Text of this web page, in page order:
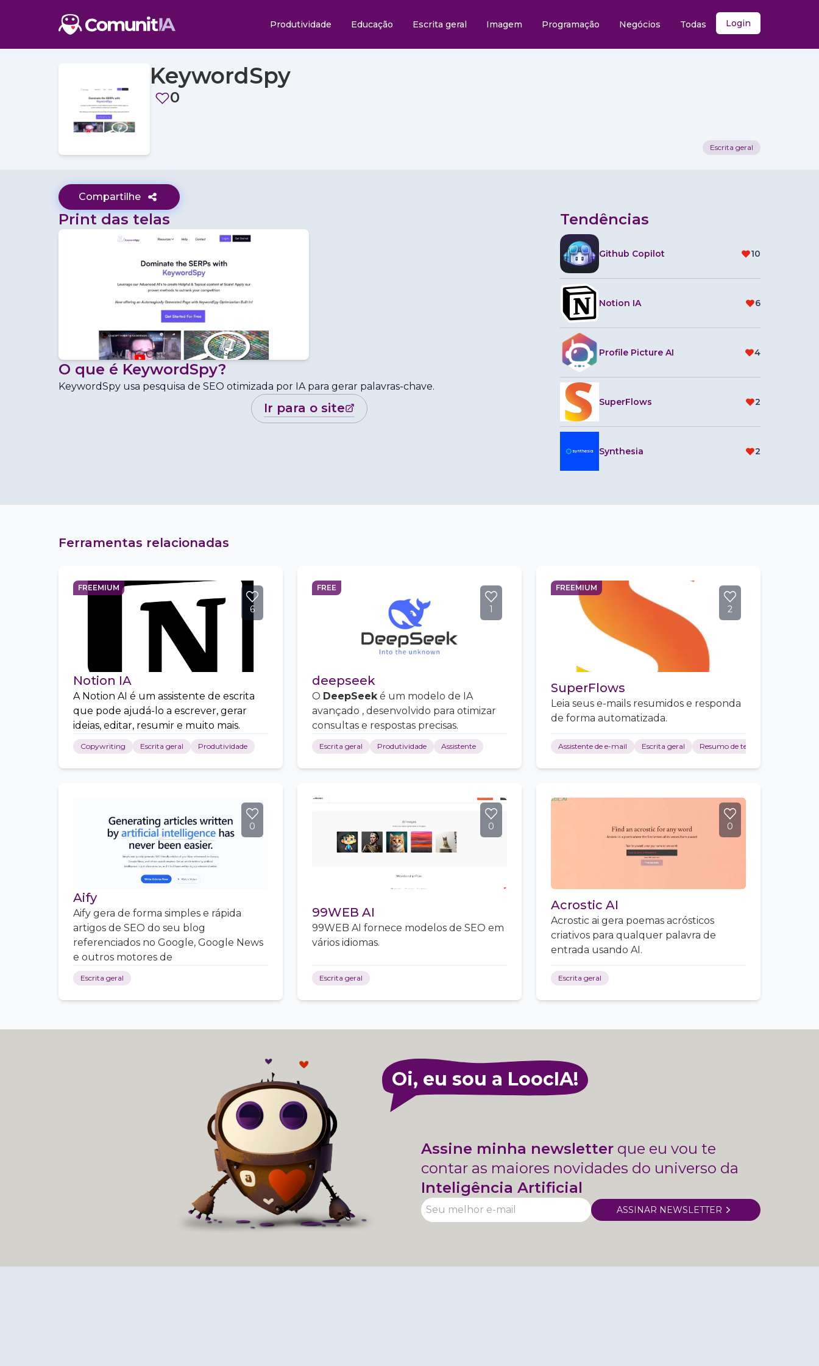
Produtividade Educação Escrita geral Imagem Programação Negócios Todas Login
KeywordSpy
0
Escrita geral
Compartilhe
Print das telas
O que é KeywordSpy?
KeywordSpy usa pesquisa de SEO otimizada por IA para gerar palavras-chave.
ir para o site
Tendências
Github Copilot 10
Notion IA 6
Profile Picture AI 4
SuperFlows 2
Synthesia 2
Ferramentas relacionadas
FREEMIUM
6
Notion IA
A Notion AI é um assistente de escrita
que pode ajudá-lo a escrever, gerar
ideias, editar, resumir e muito mais.
Copywriting Escrita geral Produtividade
FREE
1
deepseek
O DeepSeeké um modelo de IA
avançado , desenvolvido para otimizar
consultas e respostas precisas.
Escrita geral Produtividade Assistente
FREEMIUM
2
SuperFlows
Leia seus e-mails resumidos e responda
de forma automatizada.
Assistente de e-mail Escrita geral Resumo de texto
0
Aify
Aify gera de forma simples e rápida
artigos de SEO do seu blog
referenciados no Google, Google News
e outros motores de
Escrita geral
0
99WEB AI
99WEB AI fornece modelos de SEO em
vários idiomas.
Escrita geral
0
Acrostic AI
Acrostic ai gera poemas acrósticos
criativos para qualquer palavra de
entrada usando AI.
Escrita geral
Oi, eu sou a LoocIA!
Assine minha newsletter que eu vou te
contar as maiores novidades do universo da
Inteligência Artificial
ASSINAR NEWSLETTER